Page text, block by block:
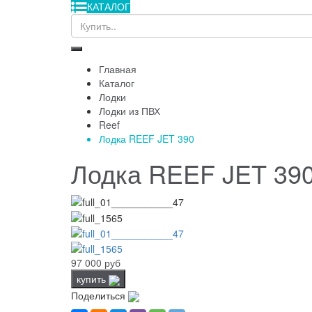
КАТАЛОГ
Главная
Каталог
Лодки
Лодки из ПВХ
Reef
Лодка REEF JET 390
Лодка REEF JET
97 000 руб
купить
Поделиться